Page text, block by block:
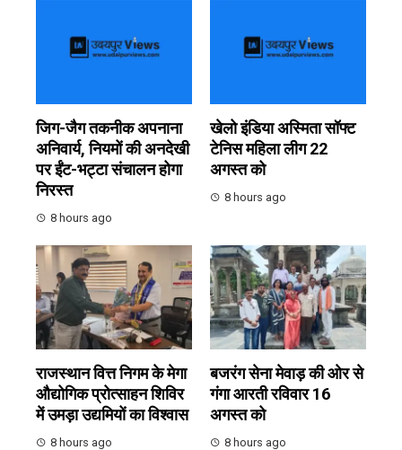
जिग-जैग तकनीक अपनाना
अनिवार्य, नियमों की अनदेखी
पर ईंट-भट्टा संचालन होगा
निरस्त
8 hours ago
खेलो इंडिया अस्मिता सॉफ्ट
टेनिस महिला लीग 22
अगस्त को
8 hours ago
राजस्थान वित्त निगम के मेगा
औद्योगिक प्रोत्साहन शिविर
में उमड़ा उद्यमियों का विश्वास
8 hours ago
बजरंग सेना मेवाड़ की ओर से
गंगा आरती रविवार 16
अगस्त को
8 hours ago